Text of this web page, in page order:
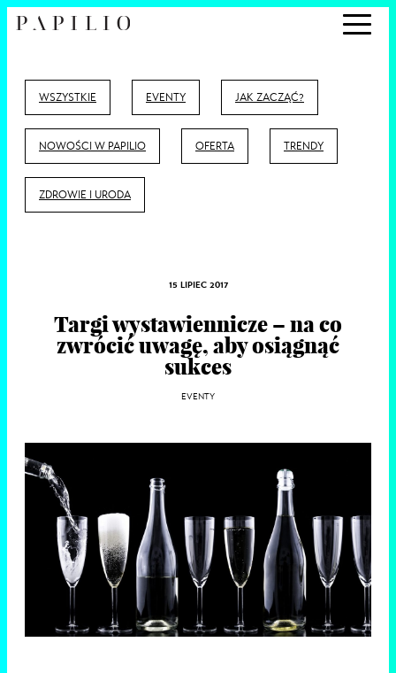
WSZYSTKIE EVENTY JAK ZACZĄĆ?
NOWOŚCI W PAPILIO OFERTA TRENDY
ZDROWIE I URODA
15 LIPIEC 2017
Targi wystawiennicze – na co
zwrócić uwagę, aby osiągnąć
sukces
EVENTY